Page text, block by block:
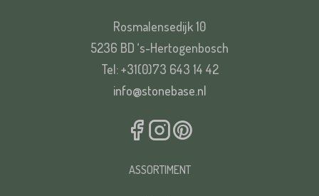
Rosmalensedijk 10
5236 BD ‘s-Hertogenbosch
Tel: +31(0)73 643 14 42
info@stonebase.nl
ASSORTIMENT